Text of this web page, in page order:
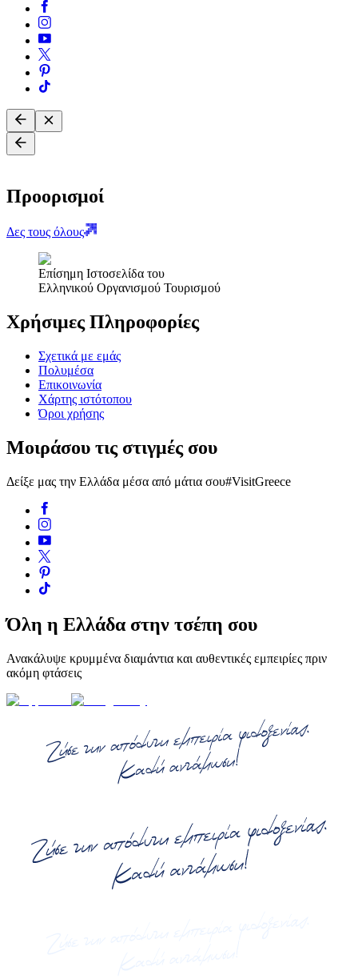
Προορισμοί
Δες τους όλους
Επίσημη Ιστοσελίδα του
Ελληνικού Οργανισμού Τουρισμού
Χρήσιμες Πληροφορίες
Σχετικά με εμάς
Πολυμέσα
Επικοινωνία
Χάρτης ιστότοπου
Όροι χρήσης
Μοιράσου τις στιγμές σου
Δείξε μας την Ελλάδα μέσα από μάτια σου#VisitGreece
Όλη η Ελλάδα στην τσέπη σου
Ανακάλυψε κρυμμένα διαμάντια και αυθεντικές εμπειρίες πριν
ακόμη φτάσεις